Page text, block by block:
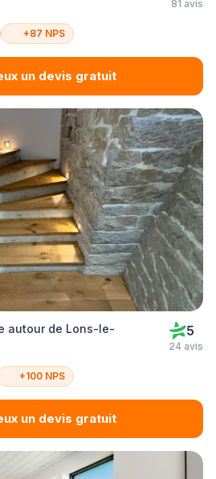
81 avis
+87 NPS
un devis gratuit
autour de Lons-le-
5
24 avis
+100 NPS
un devis gratuit